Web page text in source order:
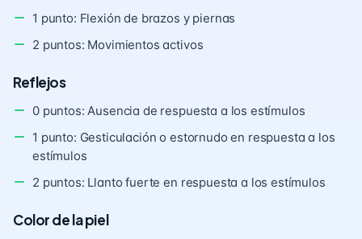
1 punto: Flexión de brazos y piernas
2 puntos: Movimientos activos
Reflejos
0 puntos: Ausencia de respuesta a los estímulos
1 punto: Gesticulación o estornudo en respuesta a los
estímulos
2 puntos: Llanto fuerte en respuesta a los estímulos
Color de la piel